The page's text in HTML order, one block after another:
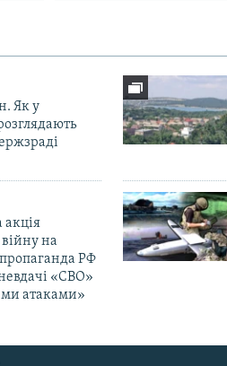
Як у
акція
на
РФ
«СВО»
атаками»